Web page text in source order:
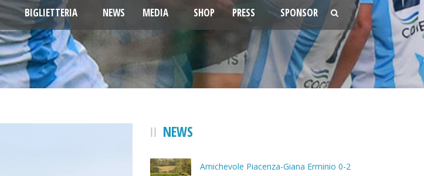
BIGLIETTERIA NEWS MEDIA SHOP PRESS SPONSOR
NEWS
Amichevole Piacenza-Giana Erminio 0-2